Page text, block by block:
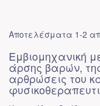
Αποτελέσματα 1-2
Εμβιομηχανική
άρσης βαρών,
αρθρώσεις του